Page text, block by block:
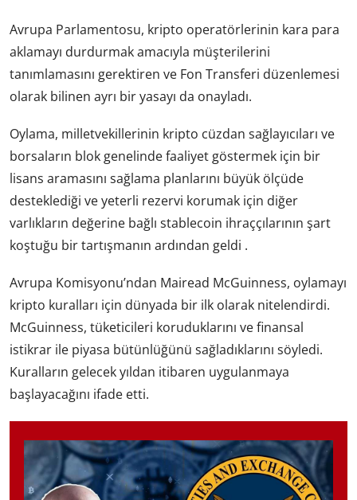
Avrupa Parlamentosu, kripto operatörlerinin kara para
aklamayı durdurmak amacıyla müşterilerini
tanımlamasını gerektiren ve Fon Transferi düzenlemesi
olarak bilinen ayrı bir yasayı da onayladı.
Oylama, milletvekillerinin kripto cüzdan sağlayıcıları ve
borsaların blok genelinde faaliyet göstermek için bir
lisans aramasını sağlama planlarını büyük ölçüde
desteklediği ve yeterli rezervi korumak için diğer
varlıkların değerine bağlı stablecoin ihraççılarının şart
koştuğu bir tartışmanın ardından geldi .
Avrupa Komisyonu’ndan Mairead McGuinness, oylamayı
kripto kuralları için dünyada bir ilk olarak nitelendirdi.
McGuinness, tüketicileri koruduklarını ve finansal
istikrar ile piyasa bütünlüğünü sağladıklarını söyledi.
Kuralların gelecek yıldan itibaren uygulanmaya
başlayacağını ifade etti.